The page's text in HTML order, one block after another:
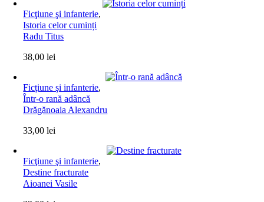
Ficţiune şi infanterie,
Istoria celor cuminți
Radu Titus
38,00lei
Ficţiune şi infanterie,
Într-o rană adâncă
Drăgănoaia Alexandru
33,00lei
Ficţiune şi infanterie,
Destine fracturate
Aioanei Vasile